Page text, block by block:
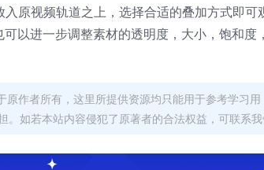
原视频轨道之上，选择合适的叠加方式即可
以进一步调整素材的透明度，大小，饱和度
作者所有，这里所提供资源均只能用于参考学习
如若本站内容侵犯了原著者的合法权益，可联系我